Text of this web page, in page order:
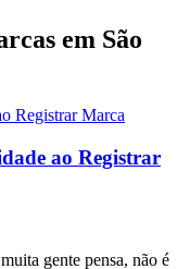
em São
ao Registrar
gente pensa, não é